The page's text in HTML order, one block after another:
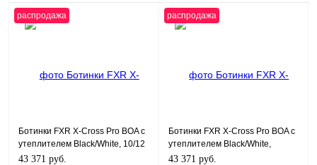
распродажа
Ботинки FXR X-Cross Pro BOA с
утеплителем Black/White, 10/12
43 371 руб.
распродажа
Ботинки FXR X-Cross Pro BOA с
утеплителем Black/White,
10,5/12,5
43 371 руб.